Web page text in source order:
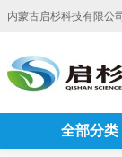
内蒙古启杉科技有限公
全部分类